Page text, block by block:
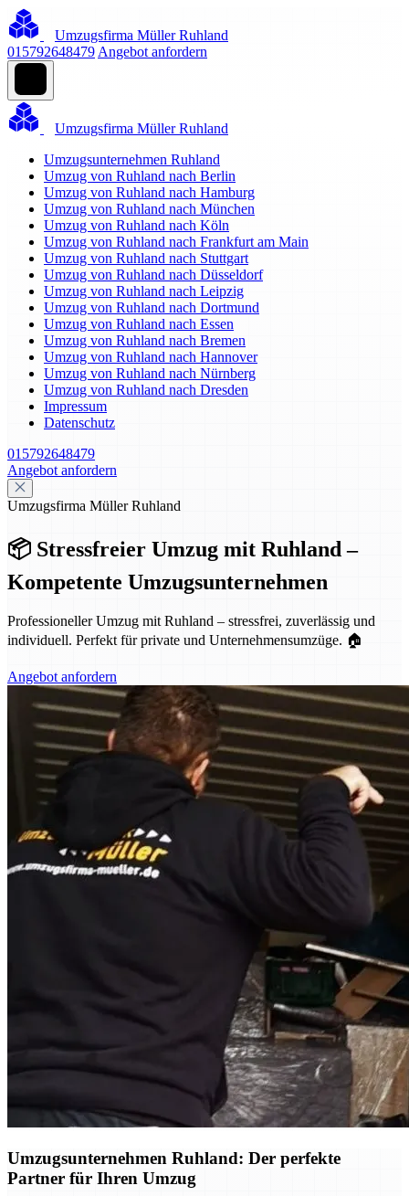
Umzugsfirma Müller Ruhland
015792648479 Angebot anfordern
Umzugsfirma Müller Ruhland
Umzugsunternehmen Ruhland
Umzug von Ruhland nach Berlin
Umzug von Ruhland nach Hamburg
Umzug von Ruhland nach München
Umzug von Ruhland nach Köln
Umzug von Ruhland nach Frankfurt am Main
Umzug von Ruhland nach Stuttgart
Umzug von Ruhland nach Düsseldorf
Umzug von Ruhland nach Leipzig
Umzug von Ruhland nach Dortmund
Umzug von Ruhland nach Essen
Umzug von Ruhland nach Bremen
Umzug von Ruhland nach Hannover
Umzug von Ruhland nach Nürnberg
Umzug von Ruhland nach Dresden
Impressum
Datenschutz
015792648479
Angebot anfordern
Umzugsfirma Müller Ruhland
📦 Stressfreier Umzug mit Ruhland –
Kompetente Umzugsunternehmen
Professioneller Umzug mit Ruhland – stressfrei, zuverlässig und
individuell. Perfekt für private und Unternehmensumzüge. 🏠
Angebot anfordern
Umzugsunternehmen Ruhland: Der perfekte
Partner für Ihren Umzug